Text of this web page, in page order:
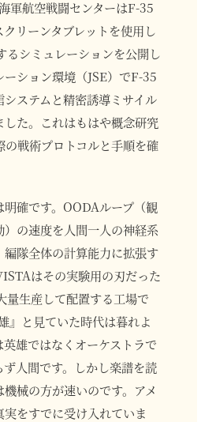
軍航空戦闘センターはF-35
リーンタブレットを使用し
るシミュレーションを公開し
ション環境（JSE）でF-35
ステムと精密誘導ミサイル
た。これはもはや概念研究
戦術プロトコルと手順を確
確です。OODAループ（観
の速度を人間一人の神経系
隊全体の計算能力に拡張す
はその実験用の刃だった
量生産して配置する工場で
』と見ていた時代は暮れよ
雄ではなくオーケストラで
人間です。しかし楽譜を読
械の方が速いのです。アメ
実をすでに受け入れていま